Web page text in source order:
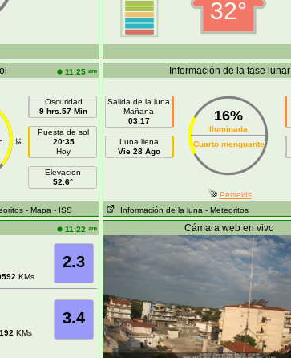
32°
11:25 am
18
Oscuridad
9 hrs.57 Min
Puesta de sol
20:35
Hoy
Elevacion
52.6°
- Mapa - ISS
Información de la fase lunar
Salida de la luna
Mañana
03:17
Luna llena
Vie 28 Ago
16%
Iluminada
Cuarto menguante
Perseids
Información de la luna - Meteoritos
11:22 am
2.3
KMs
3.4
KMs
Cámara web en vivo